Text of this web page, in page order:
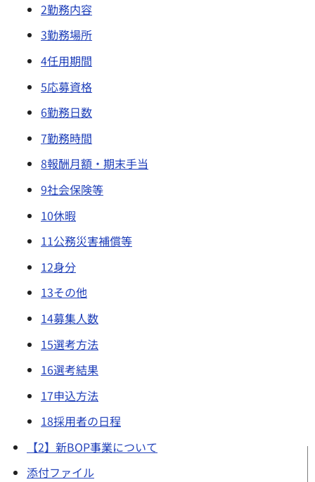
2勤務内容
3勤務場所
4任用期間
5応募資格
6勤務日数
7勤務時間
8報酬月額・期末手当
9社会保険等
10休暇
11公務災害補償等
12身分
13その他
14募集人数
15選考方法
16選考結果
17申込方法
18採用者の日程
【2】新BOP事業について
添付ファイル